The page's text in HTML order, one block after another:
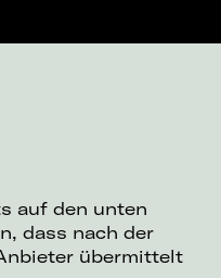
auf den unten
dass nach der
übermittelt